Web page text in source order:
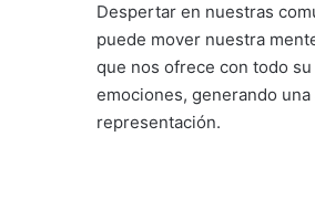
Despertar en nuestras
puede mover nuestra
que nos ofrece con todo
emociones, generando
representación.